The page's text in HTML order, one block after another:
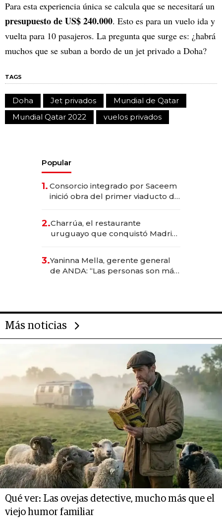
Para esta experiencia única se calcula que se necesitará un
presupuesto de US$ 240.000. Esto es para un vuelo ida y
vuelta para 10 pasajeros. La pregunta que surge es: ¿habrá
muchos que se suban a bordo de un jet privado a Doha?
TAGS
Doha Jet privados
Mundial de Qatar
Mundial Qatar 2022
vuelos privados
Popular
1. Consorcio integrado por Saceem
inició obra del primer viaducto de
millones
2.Charrúa, el restaurante
uruguayo que conquistó Madrid:
anticipación y prepara apertura
3.Yaninna Mella, gerente general
de ANDA: “Las personas son más
Más noticias
Qué ver: Las ovejas detective, mucho más que el
viejo humor familiar